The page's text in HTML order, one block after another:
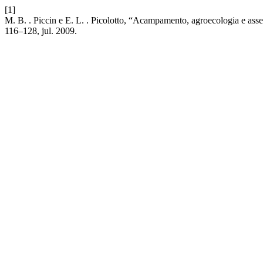
[1]
M. B. . Piccin e E. L. . Picolotto, “Acampamento, agroecologia e
116–128, jul. 2009.